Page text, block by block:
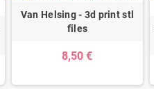
Van Helsing - 3d print stl
files
8,50 €